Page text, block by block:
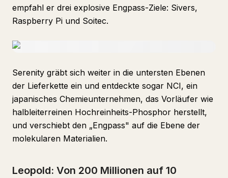
empfahl er drei explosive Engpass-Ziele: Sivers,
Raspberry Pi und Soitec.
Serenity gräbt sich weiter in die untersten Ebenen
der Lieferkette ein und entdeckte sogar NCI, ein
japanisches Chemieunternehmen, das Vorläufer wie
halbleiterreinen Hochreinheits-Phosphor herstellt,
und verschiebt den „Engpass" auf die Ebene der
molekularen Materialien.
Leopold: Von 200 Millionen auf 10